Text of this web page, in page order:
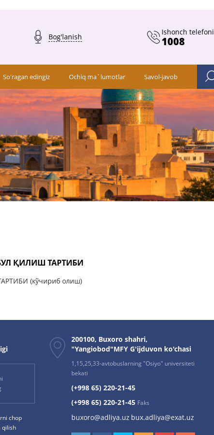
Bog'lanish
Ishonch telefoni
1008
So'ragan edingiz Ochiq ma`lumotlar Savol-javob
ҚИЛИШ ТАРТИБИ
(кўчириб олиш)
chop
qilish
200100, Buxoro shahri,
"Yangiobod"MFY G'ijduvon ko'chasi
1,15,25,33-avtobuslarning "Osiyo" universiteti
bekati
(+998 65) 220-21-45
(+998 65) 220-21-45 Faks
buxoro@adliya.uz bux.adliya@exat.uz